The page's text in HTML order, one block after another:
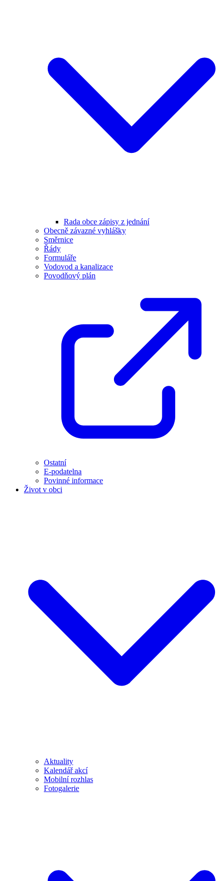
Rada obce zápisy z jednání
Obecně závazné vyhlášky
Směrnice
Řády
Formuláře
Vodovod a kanalizace
Povodňový plán
Ostatní
E-podatelna
Povinné informace
Život v obci
Aktuality
Kalendář akcí
Mobilní rozhlas
Fotogalerie